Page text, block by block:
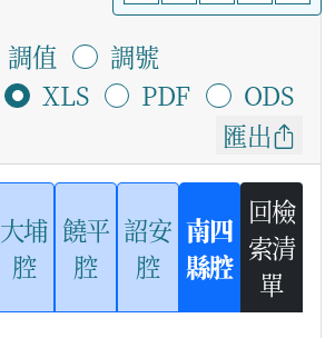
調值
調號
XLS
PDF
ODS
匯出
大埔
腔
饒平
腔
詔安
腔
南四
縣腔
回檢
索清
單